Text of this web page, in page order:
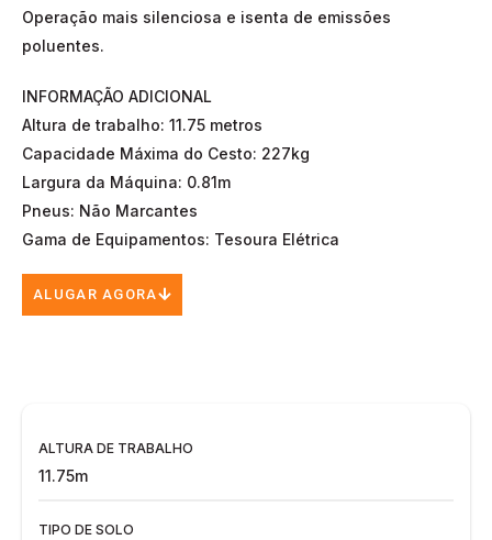
Operação mais silenciosa e isenta de emissões
poluentes.
INFORMAÇÃO ADICIONAL
Altura de trabalho: 11.75 metros
Capacidade Máxima do Cesto: 227kg
Largura da Máquina: 0.81m
Pneus: Não Marcantes
Gama de Equipamentos: Tesoura Elétrica
ALUGAR AGORA
ALTURA DE TRABALHO
11.75m
TIPO DE SOLO